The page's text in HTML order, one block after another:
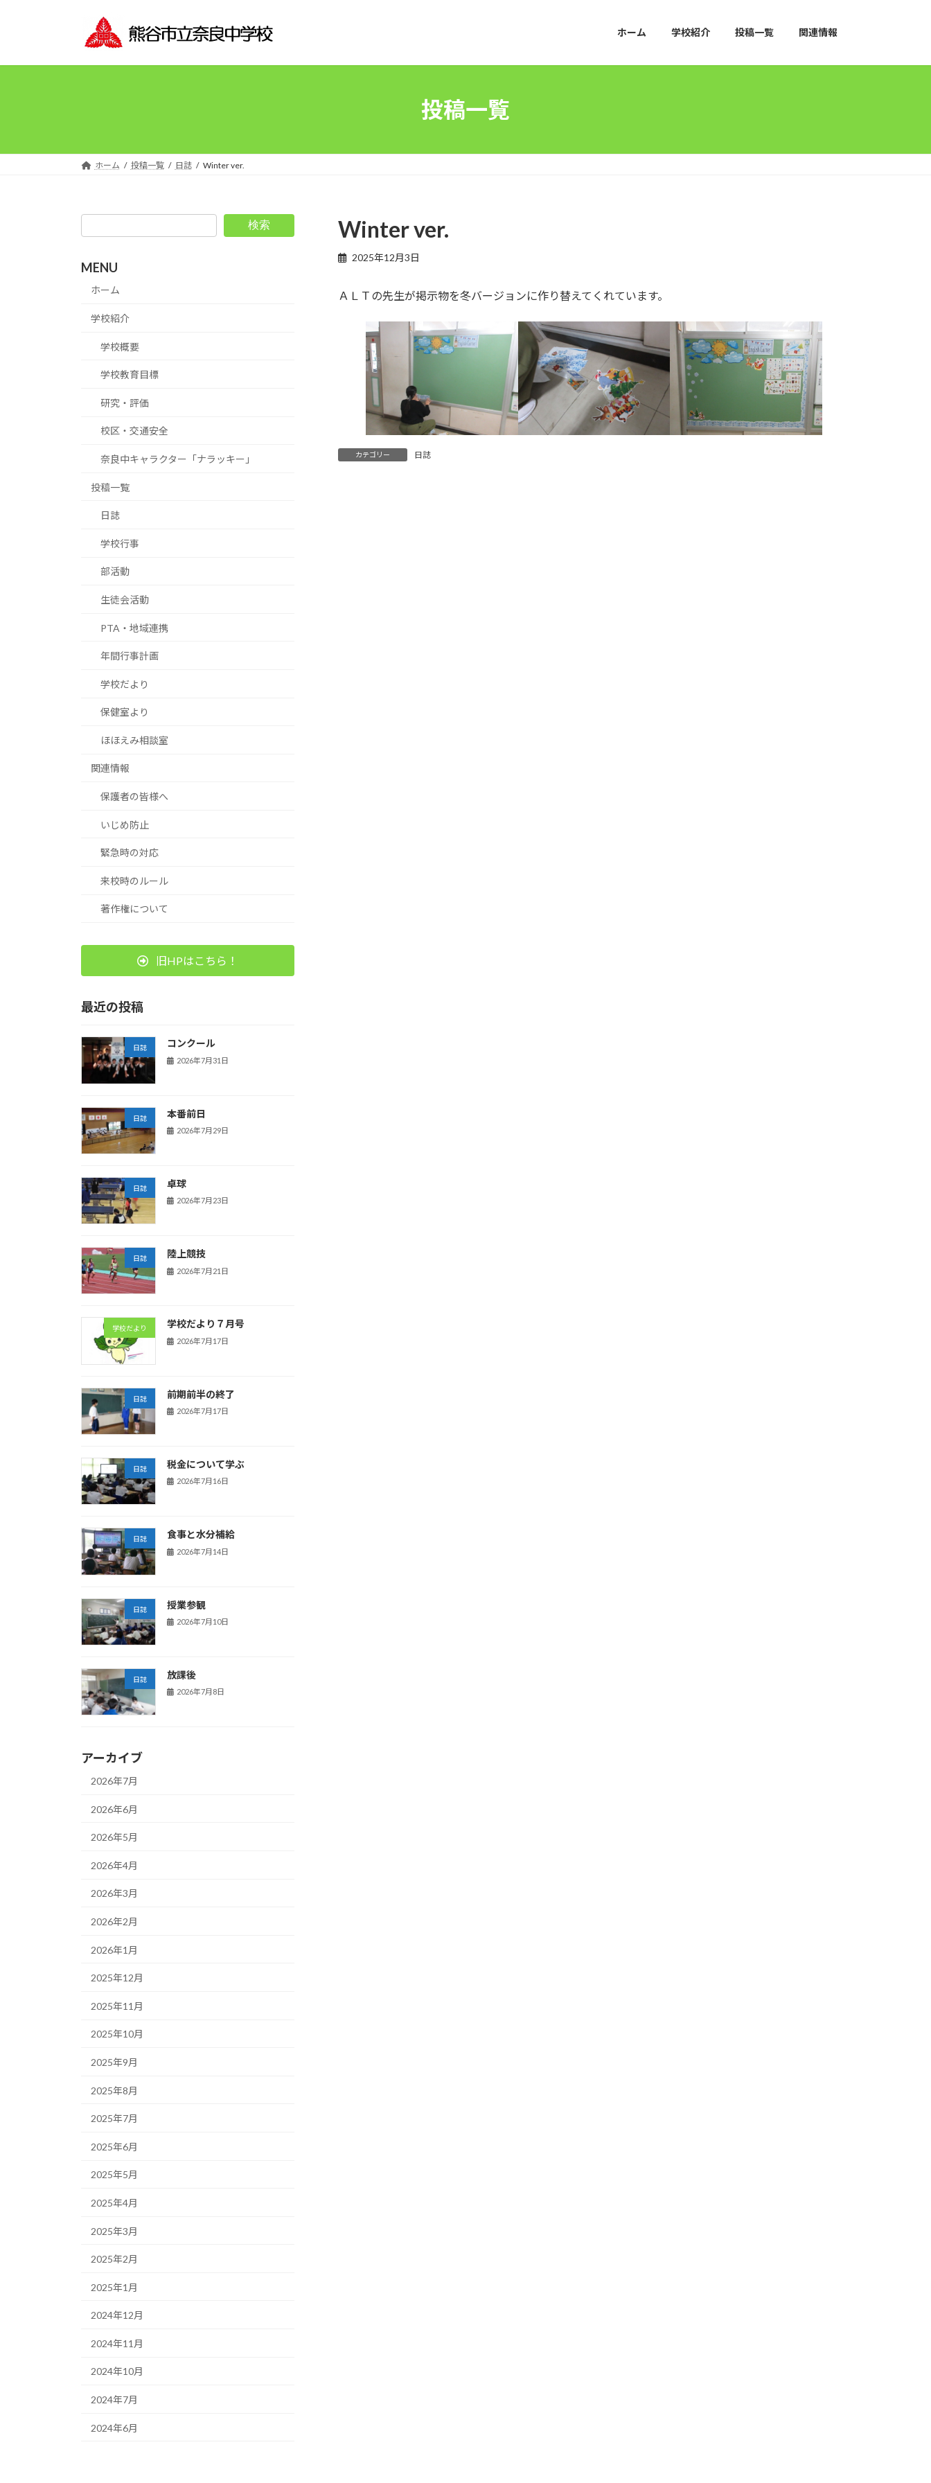
プ
動
ホーム 学校紹介 投稿一覧 関連情報
投稿一覧
ホーム 投稿一覧 日誌 Winter ver.
Winter ver.
2025年12月3日
ＡＬＴの先生が掲示物を冬バージョンに作り替えてくれています。
カテゴリー 日誌
検索
MENU
ホーム
学校紹介
学校概要
学校教育目標
研究・評価
校区・交通安全
奈良中キャラクター「ナラッキー」
投稿一覧
日誌
学校行事
部活動
生徒会活動
PTA・地域連携
年間行事計画
学校だより
保健室より
ほほえみ相談室
関連情報
保護者の皆様へ
いじめ防止
緊急時の対応
来校時のルール
著作権について
旧HPはこちら！
最近の投稿
日誌 コンクール
2026年7月31日
日誌 本番前日
2026年7月29日
日誌 卓球
2026年7月23日
日誌 陸上競技
2026年7月21日
学校だより 学校だより７月号
2026年7月17日
日誌 前期前半の終了
2026年7月17日
日誌 税金について学ぶ
2026年7月16日
日誌 食事と水分補給
2026年7月14日
日誌 授業参観
2026年7月10日
日誌 放課後
2026年7月8日
アーカイブ
2026年7月
2026年6月
2026年5月
2026年4月
2026年3月
2026年2月
2026年1月
2025年12月
2025年11月
2025年10月
2025年9月
2025年8月
2025年7月
2025年6月
2025年5月
2025年4月
2025年3月
2025年2月
2025年1月
2024年12月
2024年11月
2024年10月
2024年7月
2024年6月